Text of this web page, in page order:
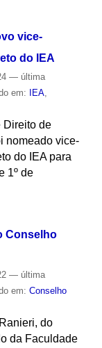
vice-
do IEA
— última
em: IEA,
Direito de
nomeado vice-
do IEA para
1º de
Conselho
— última
em: Conselho
do
da Faculdade